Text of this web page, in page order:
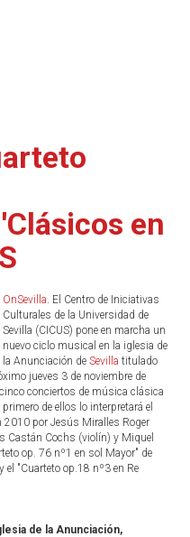
en
OnSevilla. El Centro de Iniciativas
Culturales de la Universidad de
Sevilla (CICUS) pone en marcha un
nuevo ciclo musical en la iglesia de
la Anunciación de Sevilla titulado
jueves 3 de noviembre de
conciertos de música clásica
de ellos lo interpretará el
2010 por Jesús Miralles Roger
Castán Cochs (violín) y Miquel
op. 76 nº1 en sol Mayor" de
el "Cuarteto op.18 nº3 en Re
de la Anunciación,